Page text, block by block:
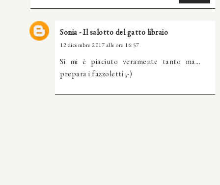
Sonia - Il salotto del gatto libraio
12 dicembre 2017 alle ore 16:57
Si mi è piaciuto veramente tanto ma...
prepara i fazzoletti ;-)